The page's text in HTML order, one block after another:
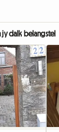
dalk belangstel